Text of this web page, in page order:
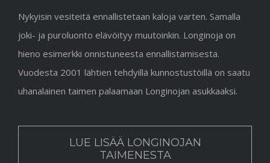
Nykyisin vesiteitä ennallistetaan kaloja varten. Samalla
joki- ja puroluonto elävöityy muutoinkin. Longinoja on
hieno esimerkki onnistuneesta ennallistamisesta.
Vuodesta 2001 lähtien tehdyillä kunnostustöillä on saatu
uhanalainen taimen palaamaan Longinojan asukkaaksi.
LUE LISÄÄ LONGINOJAN
TAIMENESTA